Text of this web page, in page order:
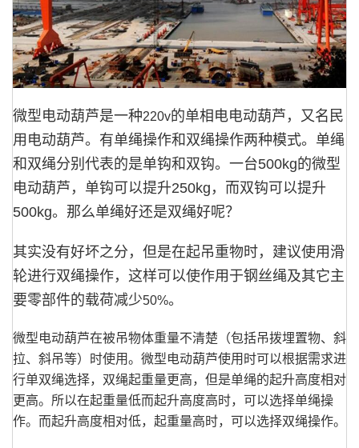
微型电动葫芦是一种220v的单相电电动葫芦，又名民
用电动葫芦。有单绳操作和双绳操作两种模式。单绳
和双绳分别代表的是单钩和双钩。一台500kg的微型
电动葫芦，单钩可以提升250kg ，而双钩可以提升
500kg。那么单绳好还是双绳好呢？
其实没有好坏之分，但是在起吊重物时，建议使用滑
轮进行双绳操作，这样可以使作用于钢丝绳及其它主
要零部件的载荷减少50%。
微型电动葫芦在被吊物体重量不清楚（包括吊拨埋置物、斜
拉、斜吊等）时使用。微型电动葫芦使用时可以根据需求进
行单双绳选择，双绳起重量更高，但是单绳的起升高度相对
更高。所以在起重量低而起升高度高时，可以选择单绳操
作。而起升高度相对低，起重量高时，可以选择双绳操作。